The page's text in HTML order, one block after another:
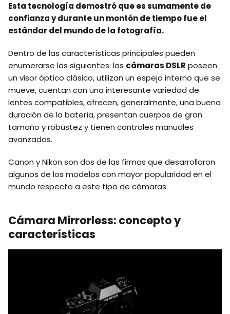
Esta tecnología demostró que es sumamente de
confianza y durante un montón de tiempo fue el
estándar del mundo de la fotografía.
Dentro de las características principales pueden
enumerarse las siguientes: las cámaras DSLR poseen
un visor óptico clásico, utilizan un espejo interno que se
mueve, cuentan con una interesante variedad de
lentes compatibles, ofrecen, generalmente, una buena
duración de la batería, presentan cuerpos de gran
tamaño y robustez y tienen controles manuales
avanzados.
Canon y Nikon son dos de las firmas que desarrollaron
algunos de los modelos con mayor popularidad en el
mundo respecto a este tipo de cámaras.
Cámara Mirrorless: concepto y
características